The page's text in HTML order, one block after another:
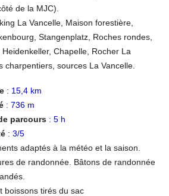
de la MJC).
La Vancelle, Maison forestière,
Stangenplatz, Roches rondes,
Chapelle, Rocher La
charpentiers, sources La Vancelle.
: 15,4 km
: 736 m
parcours : 5 h
: 3/5
adaptés à la météo et la saison.
de randonnée. Bâtons de randonnée
boissons tirés du sac